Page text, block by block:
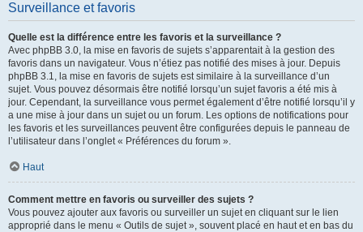
Surveillance et favoris
Quelle est la différence entre les favoris et la surveillance ?
Avec phpBB 3.0, la mise en favoris de sujets s’apparentait à la gestion des
favoris dans un navigateur. Vous n’étiez pas notifié des mises à jour. Depuis
phpBB 3.1, la mise en favoris de sujets est similaire à la surveillance d’un
sujet. Vous pouvez désormais être notifié lorsqu’un sujet favoris a été mis à
jour. Cependant, la surveillance vous permet également d’être notifié lorsqu’il y
a une mise à jour dans un sujet ou un forum. Les options de notifications pour
les favoris et les surveillances peuvent être configurées depuis le panneau de
l’utilisateur dans l’onglet « Préférences du forum ».
Haut
Comment mettre en favoris ou surveiller des sujets ?
Vous pouvez ajouter aux favoris ou surveiller un sujet en cliquant sur le lien
approprié dans le menu « Outils de sujet », souvent placé en haut et en bas du